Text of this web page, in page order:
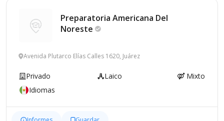
Preparatoria Americana Del
Noreste
Avenida Plutarco Elías Calles 1620, Juárez
Privado Laico
Mixto
Idiomas